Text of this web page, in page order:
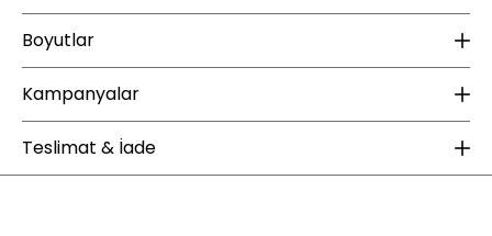
Yıkama Talimatı :
30 derecede yıkanması tavsiye edilir.
(Max 110°).
Boyutlar
Yükseklik (mm) :
Kampanyalar
ÜCRETSİZ KARGO
Teslimat & İade